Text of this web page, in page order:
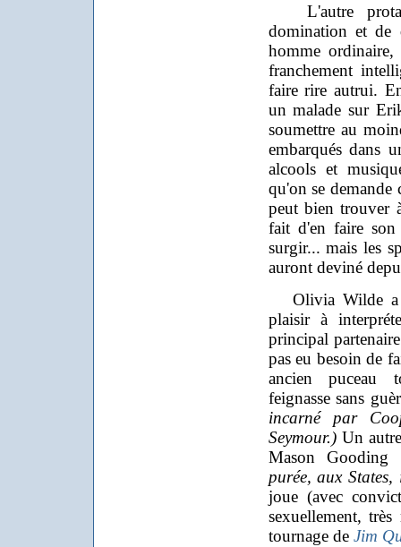
L'autre
domination et
homme ordinaire,
franchement
faire rire autrui.
un malade sur
soumettre au
embarqués dans
alcools et
qu'on se demande
peut bien trouver
fait d'en faire son
surgir... mais les
auront deviné
Olivia Wilde a
plaisir à
principal
pas eu besoin de
ancien puceau
feignasse sans
incarné par
Seymour.) Un
Mason Gooding
purée, aux
joue (avec
sexuellement,
tournage de Jim